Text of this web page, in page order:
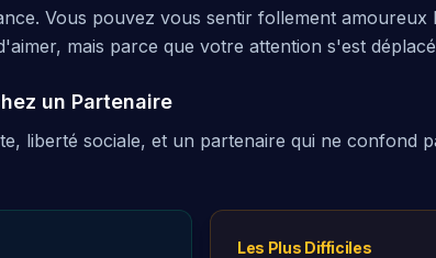
Vous pouvez vous sentir follement
mais parce que votre attention s'est
un Partenaire
liberté sociale, et un partenaire qui ne confond
Les Plus Difficiles